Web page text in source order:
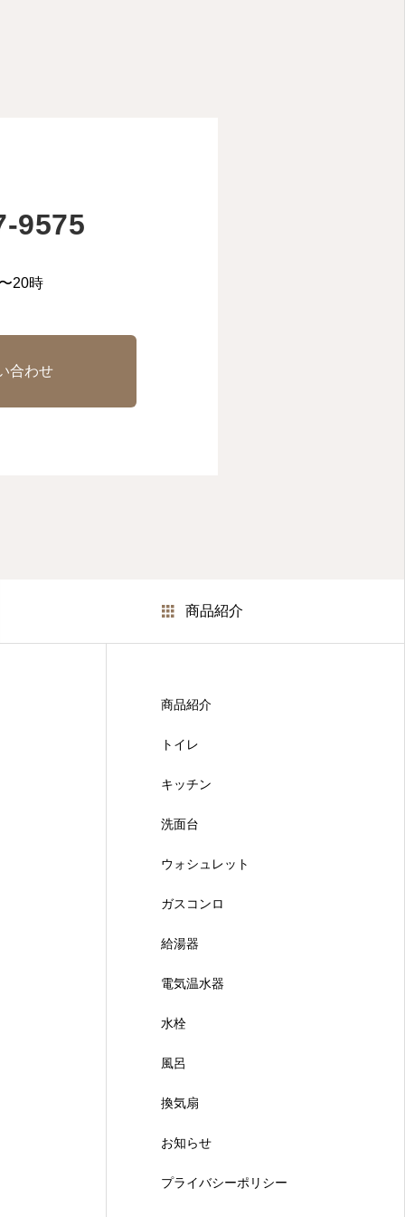
9575
20時
合わせ
商品紹介
商品紹介
トイレ
キッチン
洗面台
ウォシュレット
ガスコンロ
給湯器
電気温水器
水栓
風呂
換気扇
お知らせ
プライバシーポリシー